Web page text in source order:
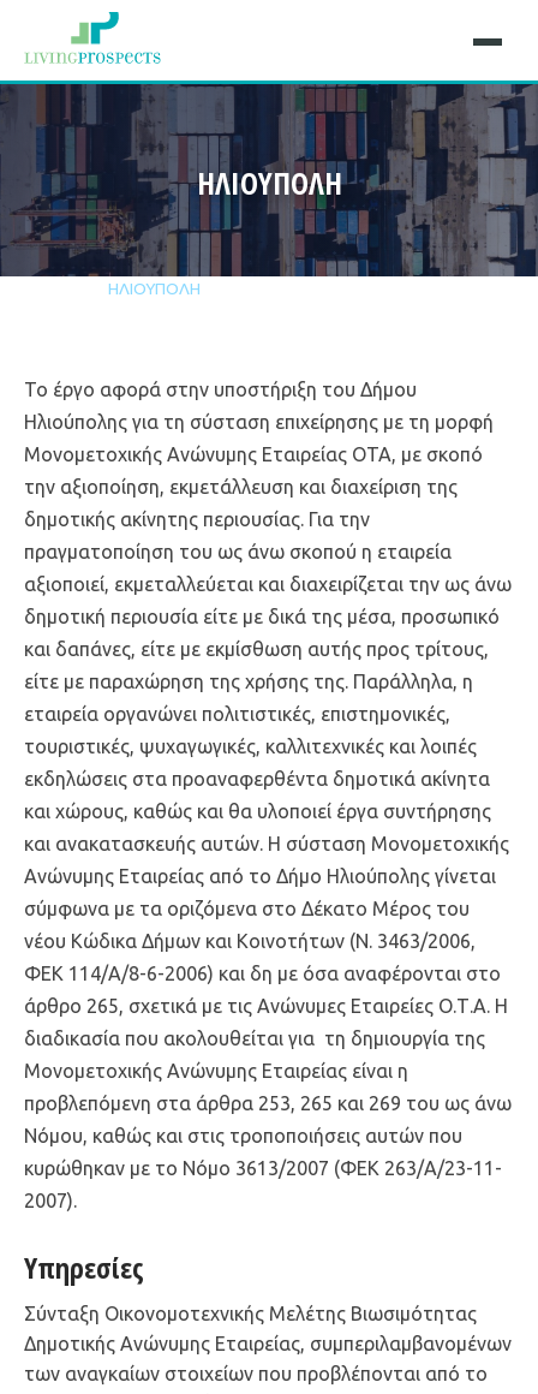
ΗΛΙΟΥΠΟΛΗ
ΗΛΙΟΥΠΟΛΗ
Το έργο αφορά στην υποστήριξη του Δήμου
Ηλιούπολης για τη σύσταση επιχείρησης με τη μορφή
Μονομετοχικής Ανώνυμης Εταιρείας ΟΤΑ, με σκοπό
την αξιοποίηση, εκμετάλλευση και διαχείριση της
δημοτικής ακίνητης περιουσίας. Για την
πραγματοποίηση του ως άνω σκοπού η εταιρεία
αξιοποιεί, εκμεταλλεύεται και διαχειρίζεται την ως άνω
δημοτική περιουσία είτε με δικά της μέσα, προσωπικό
και δαπάνες, είτε με εκμίσθωση αυτής προς τρίτους,
είτε με παραχώρηση της χρήσης της. Παράλληλα, η
εταιρεία οργανώνει πολιτιστικές, επιστημονικές,
τουριστικές, ψυχαγωγικές, καλλιτεχνικές και λοιπές
εκδηλώσεις στα προαναφερθέντα δημοτικά ακίνητα
και χώρους, καθώς και θα υλοποιεί έργα συντήρησης
και ανακατασκευής αυτών. Η σύσταση Μονομετοχικής
Ανώνυμης Εταιρείας από το Δήμο Ηλιούπολης γίνεται
σύμφωνα με τα οριζόμενα στο Δέκατο Μέρος του
νέου Κώδικα Δήμων και Κοινοτήτων (Ν. 3463/2006,
ΦΕΚ 114/Α/8-6-2006) και δη με όσα αναφέρονται στο
άρθρο 265, σχετικά με τις Ανώνυμες Εταιρείες Ο.Τ.Α. Η
διαδικασία που ακολουθείται για τη δημιουργία της
Μονομετοχικής Ανώνυμης Εταιρείας είναι η
προβλεπόμενη στα άρθρα 253, 265 και 269 του ως άνω
Νόμου, καθώς και στις τροποποιήσεις αυτών που
κυρώθηκαν με το Νόμο 3613/2007 (ΦΕΚ 263/Α/23-11-
2007).
Υπηρεσίες
Σύνταξη Οικονομοτεχνικής Μελέτης Βιωσιμότητας
Δημοτικής Ανώνυμης Εταιρείας, συμπεριλαμβανομένων
των αναγκαίων στοιχείων που προβλέπονται από το